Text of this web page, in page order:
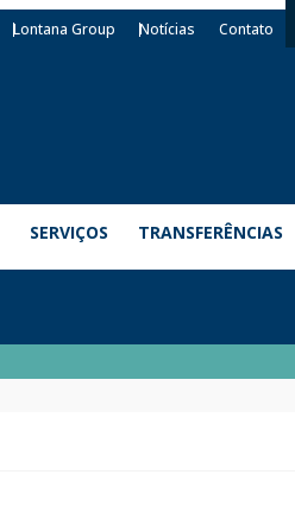
Lontana Group Notícias Contato
SERVIÇOS TRANSFERÊNCIAS